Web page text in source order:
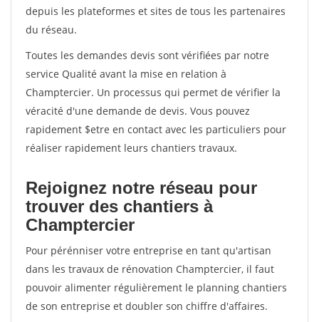
depuis les plateformes et sites de tous les partenaires
du réseau.
Toutes les demandes devis sont vérifiées par notre
service Qualité avant la mise en relation à
Champtercier. Un processus qui permet de vérifier la
véracité d'une demande de devis. Vous pouvez
rapidement $etre en contact avec les particuliers pour
réaliser rapidement leurs chantiers travaux.
Rejoignez notre réseau pour
trouver des chantiers à
Champtercier
Pour pérénniser votre entreprise en tant qu'artisan
dans les travaux de rénovation Champtercier, il faut
pouvoir alimenter régulièrement le planning chantiers
de son entreprise et doubler son chiffre d'affaires.